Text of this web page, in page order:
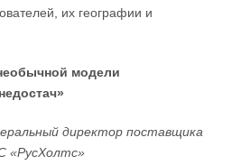
их географии и
модели
директор поставщика
«РусХолтс»